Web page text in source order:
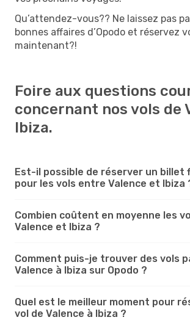
Qu’attendez-vous?? Ne laissez pas
bonnes affaires d’Opodo et réservez
maintenant?!
Foire aux questions
concernant nos vols de
Ibiza.
Est-il possible de réserver un billet
pour les vols entre Valence et Ibiza
Combien coûtent en moyenne les
Valence et Ibiza ?
Comment puis-je trouver des vols
Valence à Ibiza sur Opodo ?
Quel est le meilleur moment pour
vol de Valence à Ibiza ?